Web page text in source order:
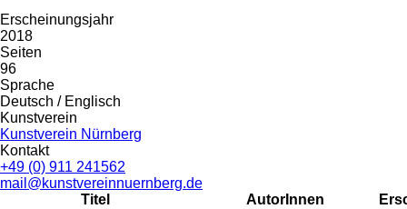
Erscheinungsjahr
2018
Seiten
96
Sprache
Deutsch / Englisch
Kunstverein
Kunstverein Nürnberg
Kontakt
+49 (0) 911 241562
mail@kunstvereinnuernberg.de
Titel
AutorInnen